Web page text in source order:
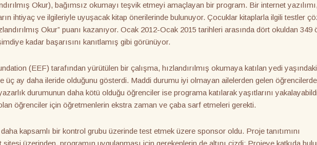
Okur), bağımsız okumayı teşvik etmeyi amaçlayan bir program. Bir internet
ihtiyaç ve ilgileriyle uyuşacak kitap önerilerinde bulunuyor. Çocuklar kitaplarla ilgili testler
Okur” puanı kazanıyor. Ocak 2012-Ocak 2015 tarihleri arasında dört okuldan 349
kadar başarısını kanıtlamış gibi görünüyor.
(EEF) tarafından yürütülen bir çalışma, hızlandırılmış okumaya katılan yedi yaşındaki
üç ay daha ileride olduğunu gösterdi. Maddi durumu iyi olmayan ailelerden gelen
durumunun daha kötü olduğu öğrenciler ise programa katılarak yaşıtlarını
öğrenciler için öğretmenlerin ekstra zaman ve çaba sarf etmeleri gerekti.
kapsamlı bir kontrol grubu üzerinde test etmek üzere sponsor oldu. Proje tanıtımını